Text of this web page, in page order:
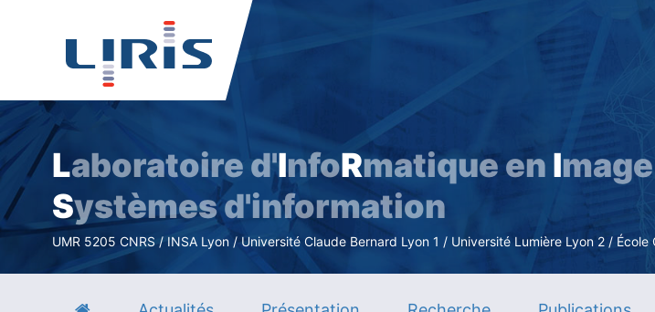
Laboratoire d'InfoRmatique en I
Systèmes d'information
UMR 5205 CNRS / INSA Lyon / Université Claude Bernard Lyon 1 / Université Lumière Lyon 2 / École